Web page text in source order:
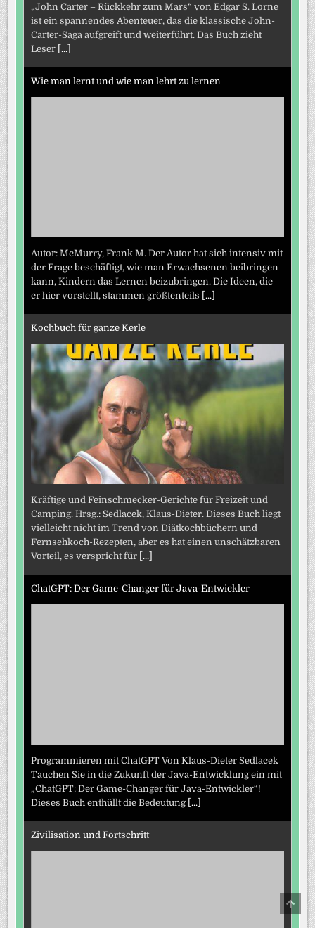
„John Carter – Rückkehr zum Mars“ von Edgar S. Lorne
ist ein spannendes Abenteuer, das die klassische John-
Carter-Saga aufgreift und weiterführt. Das Buch zieht
Leser [...]
Wie man lernt und wie man lehrt zu lernen
Autor: McMurry, Frank M. Der Autor hat sich intensiv mit
der Frage beschäftigt, wie man Erwachsenen beibringen
kann, Kindern das Lernen beizubringen. Die Ideen, die
er hier vorstellt, stammen größtenteils
[...]
Kochbuch für ganze Kerle
Kräftige und Feinschmecker-Gerichte für Freizeit und
Camping. Hrsg.: Sedlacek, Klaus-Dieter. Dieses Buch liegt
vielleicht nicht im Trend von Diätkochbüchern und
Fernsehkoch-Rezepten, aber es hat einen unschätzbaren
Vorteil, es verspricht für [...]
ChatGPT: Der Game-Changer für Java-Entwickler
Programmieren mit ChatGPT Von Klaus-Dieter Sedlacek
Tauchen Sie in die Zukunft der Java-Entwicklung ein mit
„ChatGPT: Der Game-Changer für Java-Entwickler“!
Dieses Buch enthüllt die Bedeutung [...]
Zivilisation und Fortschritt
TO
TOP